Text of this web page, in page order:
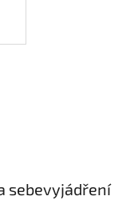
sebevyjádření